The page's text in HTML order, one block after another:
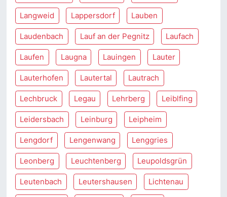
Langweid Lappersdorf Lauben
Laudenbach Lauf an der Pegnitz Laufach
Laufen Laugna Lauingen Lauter
Lauterhofen Lautertal Lautrach
Lechbruck Legau Lehrberg Leiblfing
Leidersbach Leinburg Leipheim
Lengdorf Lengenwang Lenggries
Leonberg Leuchtenberg Leupoldsgrün
Leutenbach Leutershausen Lichtenau